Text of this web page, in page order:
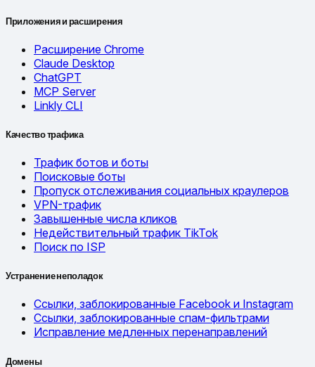
Приложения и расширения
Расширение Chrome
Claude Desktop
ChatGPT
MCP Server
Linkly CLI
Качество трафика
Трафик ботов и боты
Поисковые боты
Пропуск отслеживания социальных краулеров
VPN-трафик
Завышенные числа кликов
Недействительный трафик TikTok
Поиск по ISP
Устранение неполадок
Ссылки, заблокированные Facebook и Instagram
Ссылки, заблокированные спам-фильтрами
Исправление медленных перенаправлений
Домены